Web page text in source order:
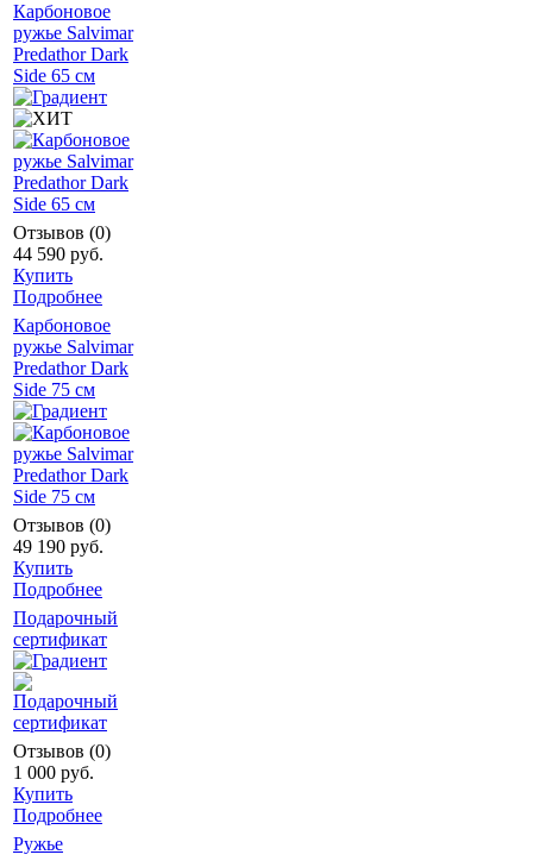
Карбоновое
ружье Salvimar
Predathor Dark
Side 65 см
Отзывов (0)
44 590 руб.
Купить
Подробнее
Карбоновое
ружье Salvimar
Predathor Dark
Side 75 см
Отзывов (0)
49 190 руб.
Купить
Подробнее
Подарочный
сертификат
Отзывов (0)
1 000 руб.
Купить
Подробнее
Ружье